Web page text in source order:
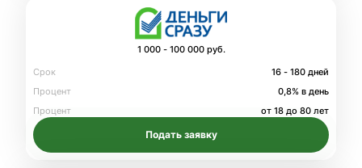
1 000 - 100 000 руб.
Срок
16 - 180 дней
Процент
0,8% в день
Процент
от 18 до 80 лет
Подать заявку